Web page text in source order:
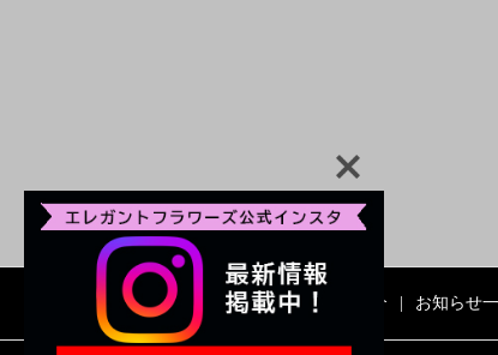
HOME 会社紹介 お知らせ